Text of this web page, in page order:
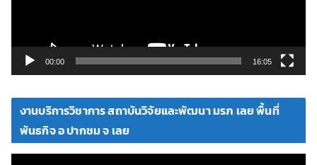
ดี
00:00 16:05
งานบริการวิชาการ สถาบันวิจัยและพัฒนา มรภ เลย พื้นที่
พันธกิจ อ ปากชม จ เลย